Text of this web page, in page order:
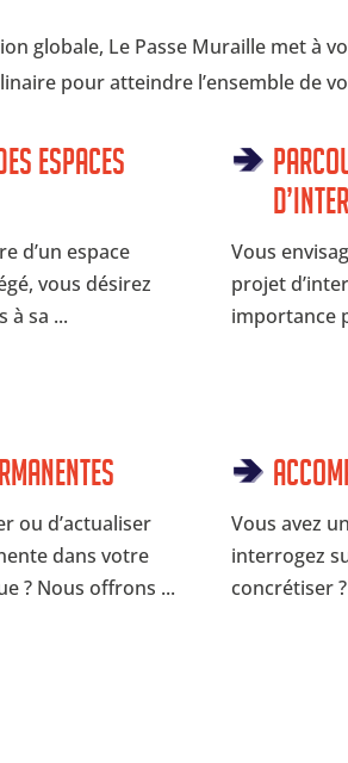
globale, Le Passe Muraille met à
pour atteindre l’ensemble de
espaces
d’un espace
vous désirez
à sa ...
Vous
projet
importance
ou d’actualiser
dans votre
? Nous offrons ...
Vous avez
interrogez
concrétiser